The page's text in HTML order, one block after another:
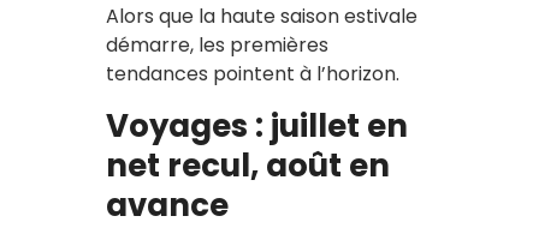
Alors que la haute saison estivale
démarre, les premières
tendances pointent à l’horizon.
Voyages : juillet en
net recul, août en
avance